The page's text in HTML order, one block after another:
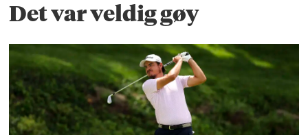
Det var veldig gøy